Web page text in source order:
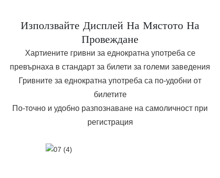
Използвайте Дисплей На Мястото На
Провеждане
Хартиените гривни за еднократна употреба се
превърнаха в стандарт за билети за големи заведения
Гривните за еднократна употреба са по-удобни от
билетите
По-точно и удобно разпознаване на самоличност при
регистрация